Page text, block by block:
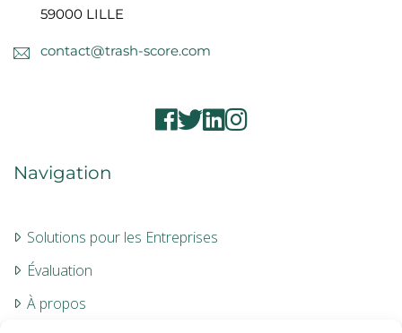
59000 LILLE
contact@trash-score.com
Navigation
Solutions pour les Entreprises
Évaluation
À propos